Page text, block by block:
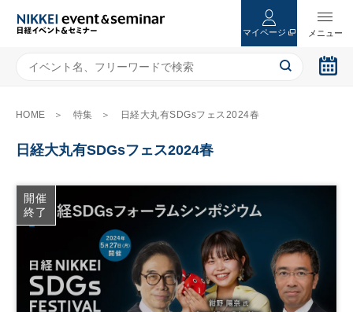
マイページ
HOME 特集 日経大丸有SDGsフェス2024春
日経大丸有SDGsフェス2024春
開催
終了